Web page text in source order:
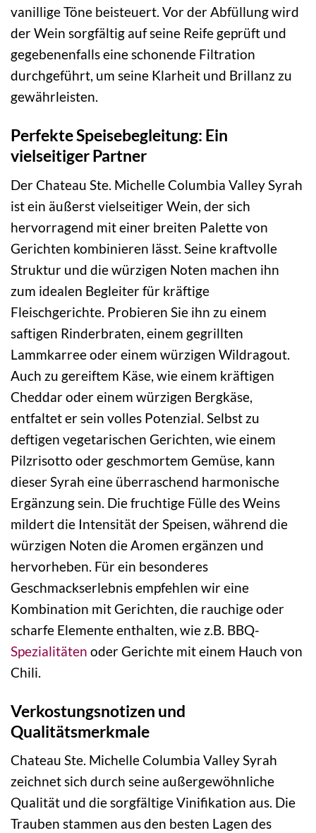
vanillige Töne beisteuert. Vor der Abfüllung wird
der Wein sorgfältig auf seine Reife geprüft und
gegebenenfalls eine schonende Filtration
durchgeführt, um seine Klarheit und Brillanz zu
gewährleisten.
Perfekte Speisebegleitung: Ein
vielseitiger Partner
Der Chateau Ste. Michelle Columbia Valley Syrah
ist ein äußerst vielseitiger Wein, der sich
hervorragend mit einer breiten Palette von
Gerichten kombinieren lässt. Seine kraftvolle
Struktur und die würzigen Noten machen ihn
zum idealen Begleiter für kräftige
Fleischgerichte. Probieren Sie ihn zu einem
saftigen Rinderbraten, einem gegrillten
Lammkarree oder einem würzigen Wildragout.
Auch zu gereiftem Käse, wie einem kräftigen
Cheddar oder einem würzigen Bergkäse,
entfaltet er sein volles Potenzial. Selbst zu
deftigen vegetarischen Gerichten, wie einem
Pilzrisotto oder geschmortem Gemüse, kann
dieser Syrah eine überraschend harmonische
Ergänzung sein. Die fruchtige Fülle des Weins
mildert die Intensität der Speisen, während die
würzigen Noten die Aromen ergänzen und
hervorheben. Für ein besonderes
Geschmackserlebnis empfehlen wir eine
Kombination mit Gerichten, die rauchige oder
scharfe Elemente enthalten, wie z.B. BBQ-
Spezialitäten oder Gerichte mit einem Hauch von
Chili.
Verkostungsnotizen und
Qualitätsmerkmale
Chateau Ste. Michelle Columbia Valley Syrah
zeichnet sich durch seine außergewöhnliche
Qualität und die sorgfältige Vinifikation aus. Die
Trauben stammen aus den besten Lagen des